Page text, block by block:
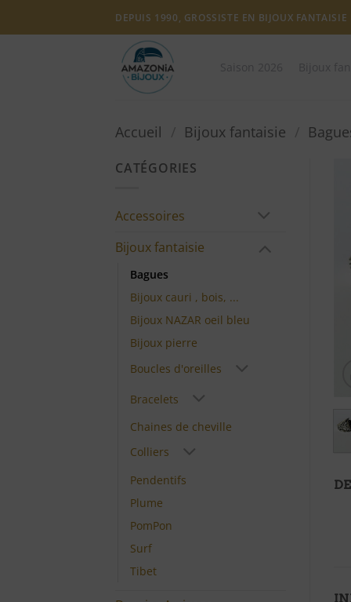
DEPUIS 1990, GROSSISTE EN BIJOUX
Accueil Bijoux fantaisie
CATÉGORIES
Accessoires
Bijoux fantaisie
Bagues
Bijoux cauri , bois, ...
Bijoux NAZAR oeil bleu
Bijoux pierre
Boucles d'oreilles
Bracelets
Chaines de cheville
Colliers
Pendentifs
Plume
PomPon
Surf
Tibet